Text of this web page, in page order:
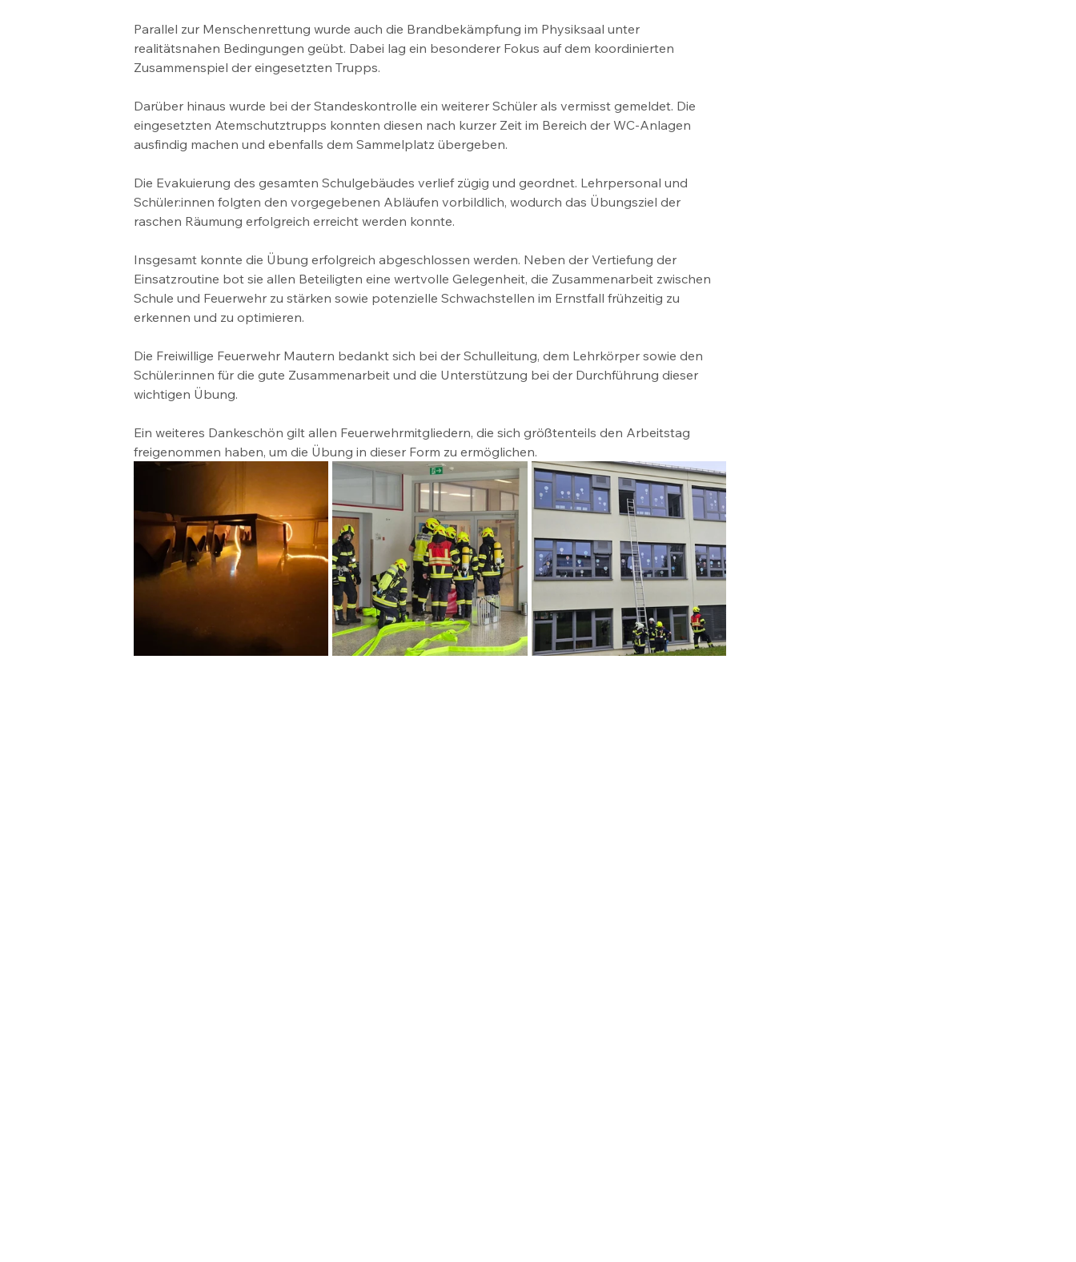
Parallel zur Menschenrettung wurde auch die Brandbekämpfung im Physiksaal unter
realitätsnahen Bedingungen geübt. Dabei lag ein besonderer Fokus auf dem koordinierten
Zusammenspiel der eingesetzten Trupps.
Darüber hinaus wurde bei der Standeskontrolle ein weiterer Schüler als vermisst gemeldet. Die
eingesetzten Atemschutztrupps konnten diesen nach kurzer Zeit im Bereich der WC-Anlagen
ausfindig machen und ebenfalls dem Sammelplatz übergeben.
Die Evakuierung des gesamten Schulgebäudes verlief zügig und geordnet. Lehrpersonal und
Schüler:innen folgten den vorgegebenen Abläufen vorbildlich, wodurch das Übungsziel der
raschen Räumung erfolgreich erreicht werden konnte.
Insgesamt konnte die Übung erfolgreich abgeschlossen werden. Neben der Vertiefung der
Einsatzroutine bot sie allen Beteiligten eine wertvolle Gelegenheit, die Zusammenarbeit zwischen
Schule und Feuerwehr zu stärken sowie potenzielle Schwachstellen im Ernstfall frühzeitig zu
erkennen und zu optimieren.
Die Freiwillige Feuerwehr Mautern bedankt sich bei der Schulleitung, dem Lehrkörper sowie den
Schüler:innen für die gute Zusammenarbeit und die Unterstützung bei der Durchführung dieser
wichtigen Übung.
Ein weiteres Dankeschön gilt allen Feuerwehrmitgliedern, die sich größtenteils den Arbeitstag
freigenommen haben, um die Übung in dieser Form zu ermöglichen.